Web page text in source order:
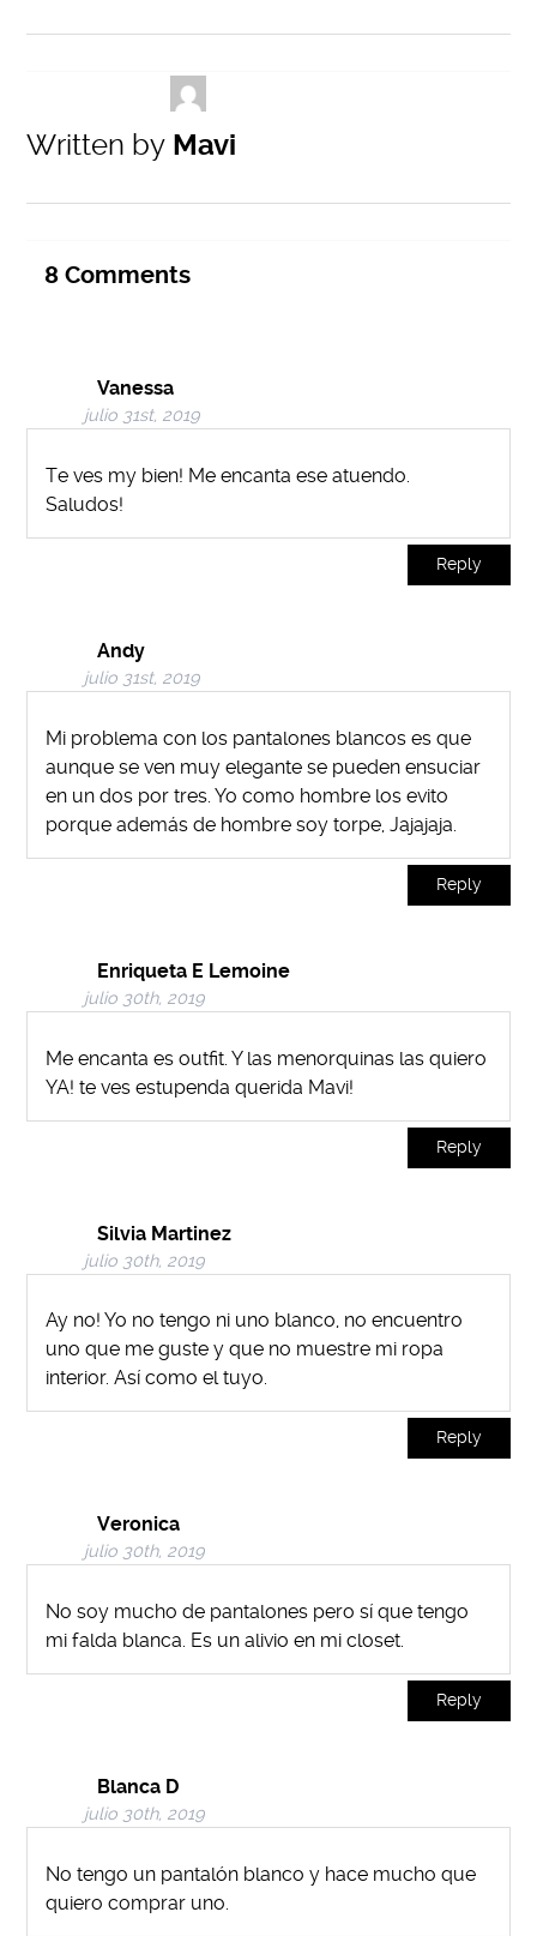
Written by Mavi
8 Comments
Vanessa
julio 31st, 2019
Te ves my bien! Me encanta ese atuendo.
Saludos!
Reply
Andy
julio 31st, 2019
Mi problema con los pantalones blancos es que
aunque se ven muy elegante se pueden ensuciar
en un dos por tres. Yo como hombre los evito
porque además de hombre soy torpe, Jajajaja.
Reply
Enriqueta E Lemoine
julio 30th, 2019
Me encanta es outfit. Y las menorquinas las quiero
YA! te ves estupenda querida Mavi!
Reply
Silvia Martinez
julio 30th, 2019
Ay no! Yo no tengo ni uno blanco, no encuentro
uno que me guste y que no muestre mi ropa
interior. Así como el tuyo.
Reply
Veronica
julio 30th, 2019
No soy mucho de pantalones pero sí que tengo
mi falda blanca. Es un alivio en mi closet.
Reply
Blanca D
julio 30th, 2019
No tengo un pantalón blanco y hace mucho que
quiero comprar uno.